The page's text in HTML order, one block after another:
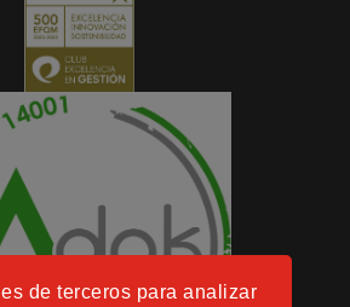
de terceros para analizar